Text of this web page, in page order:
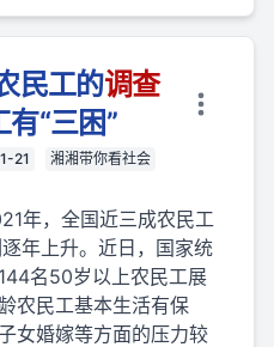
民工的调查
“三困”
21
湘湘带你看社会
年，全国近三成农民工
年上升。近日，国家统
名50岁以上农民工展
农民工基本生活有保
女婚嫁等方面的压力较